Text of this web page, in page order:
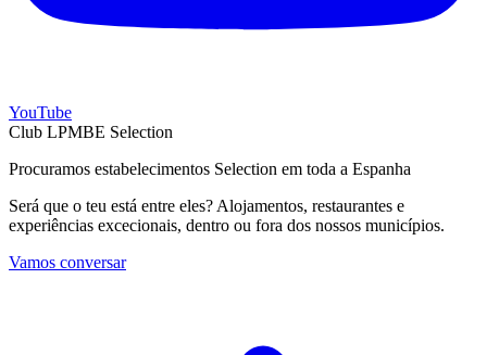
YouTube
Club LPMBE Selection
Procuramos estabelecimentos Selection em toda a Espanha
Será que o teu está entre eles? Alojamentos, restaurantes e
experiências excecionais, dentro ou fora dos nossos municípios.
Vamos conversar